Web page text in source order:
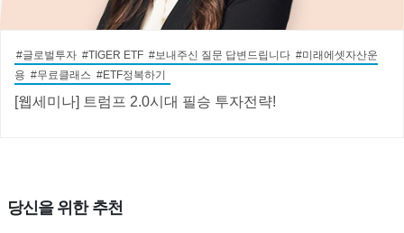
#글로벌투자 #TIGER ETF #보내주신 질문 답변드립니다 #미래에셋자산운
용 #무료클래스 #ETF정복하기
[웹세미나] 트럼프 2.0시대 필승 투자전략!
당신을 위한 추천